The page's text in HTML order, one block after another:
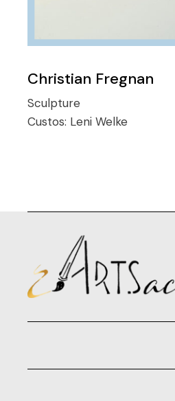
Christian Fregnan
Sculpture
Custos: Leni Welke